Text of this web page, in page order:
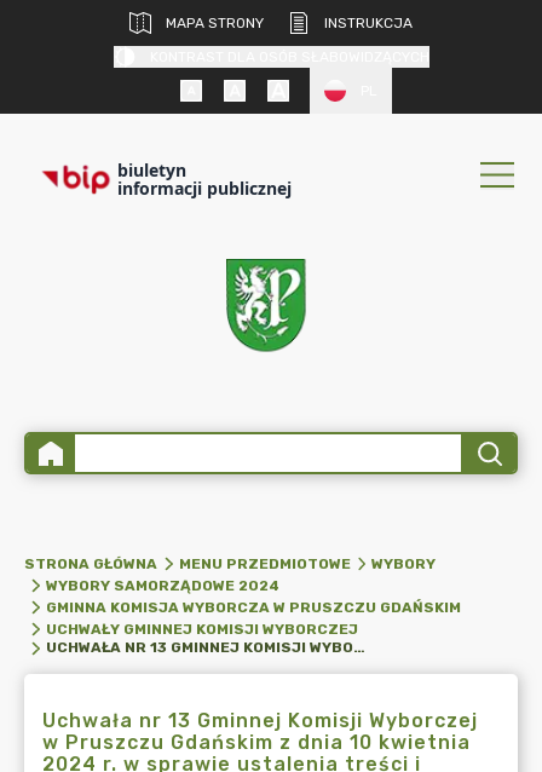
MAPA STRONY
INSTRUKCJA
biuletyn
informacji publicznej
STRONA GŁÓWNA MENU PRZEDMIOTOWE
WYBORY
WYBORY SAMORZĄDOWE 2024
GMINNA KOMISJA WYBORCZA W PRUSZCZU GDAŃSKIM
UCHWAŁY GMINNEJ KOMISJI WYBORCZEJ
UCHWAŁA NR 13 GMINNEJ KOMISJI WYBORCZEJ W PRUSZCZU GDAŃSKIM Z DNIA 10 KWIETNIA 2024 R. W SPRAWIE USTALENIA TREŚCI I FORMATU KARTY DO GŁOSOWANIA W GŁOSOWANIU PONOWNYM W WYBORACH WÓJTA GMINY PRUSZCZ GDAŃSKI, KTÓRE ODBĘDZIE SIĘ W DNIU 21 KWIETNIA 2024 R.
Uchwała nr 13 Gminnej Komisji Wyborczej
w Pruszczu Gdańskim z dnia 10 kwietnia
2024 r. w sprawie ustalenia treści i